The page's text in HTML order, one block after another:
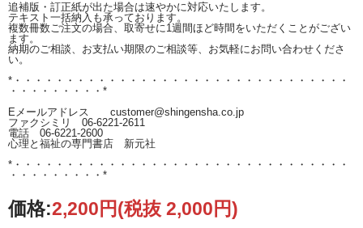
追補版・訂正紙が出た場合は速やかに対応いたします。
テキスト一括納入も承っております。
複数冊数ご注文の場合、取寄せに1週間ほど時間をいただくことがござい
ます。
納期のご相談、お支払い期限のご相談等、お気軽にお問い合わせくださ
い。
*・・・・・・・・・・・・・・・・・・・・・・・・・・・・・・・・
・・・・・・・・・*
Eメールアドレス customer@shingensha.co.jp
ファクシミリ 06-6221-2611
電話 06-6221-2600
心理と福祉の専門書店 新元社
*・・・・・・・・・・・・・・・・・・・・・・・・・・・・・・・・
・・・・・・・・・*
価格:2,200円(税抜 2,000円)